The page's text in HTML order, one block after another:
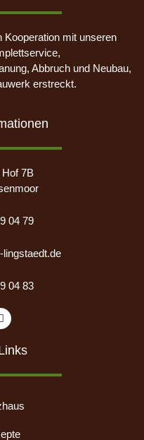
Kooperation mit unseren
Abbruch und Neubau,
erstreckt.
7B
04 79
04 83